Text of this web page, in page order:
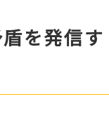
を発信す